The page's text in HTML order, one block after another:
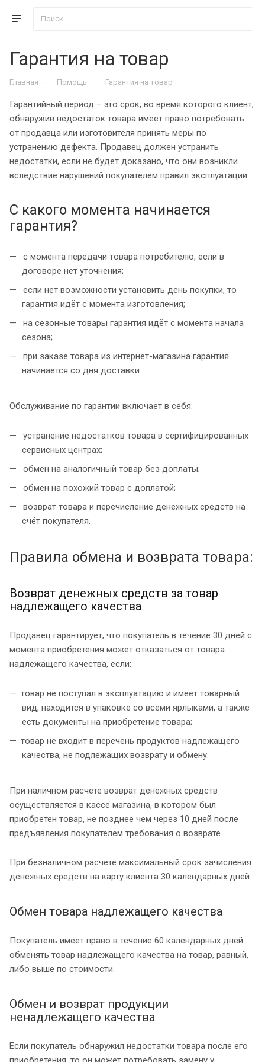
Гарантия на товар
Главная — Помощь — Гарантия на товар
Гарантийный период – это срок, во время которого клиент,
обнаружив недостаток товара имеет право потребовать
от продавца или изготовителя принять меры по
устранению дефекта. Продавец должен устранить
недостатки, если не будет доказано, что они возникли
вследствие нарушений покупателем правил эксплуатации.
С какого момента начинается
гарантия?
с момента передачи товара потребителю, если в
договоре нет уточнения;
если нет возможности установить день покупки, то
гарантия идёт с момента изготовления;
на сезонные товары гарантия идёт с момента начала
сезона;
при заказе товара из интернет-магазина гарантия
начинается со дня доставки.
Обслуживание по гарантии включает в себя:
устранение недостатков товара в сертифицированных
сервисных центрах;
обмен на аналогичный товар без доплаты;
обмен на похожий товар с доплатой;
возврат товара и перечисление денежных средств на
счёт покупателя.
Правила обмена и возврата товара:
Возврат денежных средств за товар
надлежащего качества
Продавец гарантирует, что покупатель в течение 30 дней с
момента приобретения может отказаться от товара
надлежащего качества, если:
товар не поступал в эксплуатацию и имеет товарный
вид, находится в упаковке со всеми ярлыками, а также
есть документы на приобретение товара;
товар не входит в перечень продуктов надлежащего
качества, не подлежащих возврату и обмену.
При наличном расчете возврат денежных средств
осуществляется в кассе магазина, в котором был
приобретен товар, не позднее чем через 10 дней после
предъявления покупателем требования о возврате.
При безналичном расчете максимальный срок зачисления
денежных средств на карту клиента 30 календарных дней.
Обмен товара надлежащего качества
Покупатель имеет право в течение 60 календарных дней
обменять товар надлежащего качества на товар, равный,
либо выше по стоимости.
Обмен и возврат продукции
ненадлежащего качества
Если покупатель обнаружил недостатки товара после его